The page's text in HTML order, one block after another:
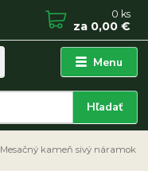
Menu
Hľadať
0 ks
za 0,00 €
Mesačný kameň sivý náramok